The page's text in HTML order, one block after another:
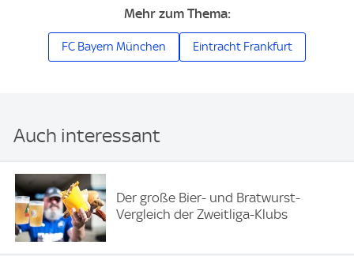
Mehr zum Thema:
FC Bayern München Eintracht Frankfurt
Auch interessant
Der große Bier- und Bratwurst-
Vergleich der Zweitliga-Klubs